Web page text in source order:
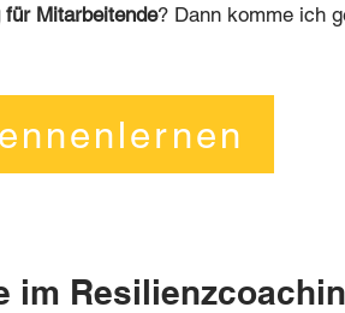
Mitarbeitende? Dann komme ich
im